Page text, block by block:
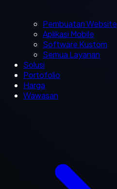
Pembuatan Website
Aplikasi Mobile
Software Kustom
Semua Layanan
Solusi
Portofolio
Harga
Wawasan